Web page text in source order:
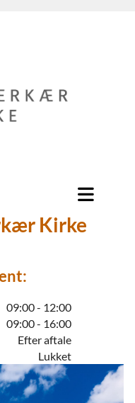
Kirke
09:00 - 12:00
09:00 - 16:00
Efter aftale
Lukket